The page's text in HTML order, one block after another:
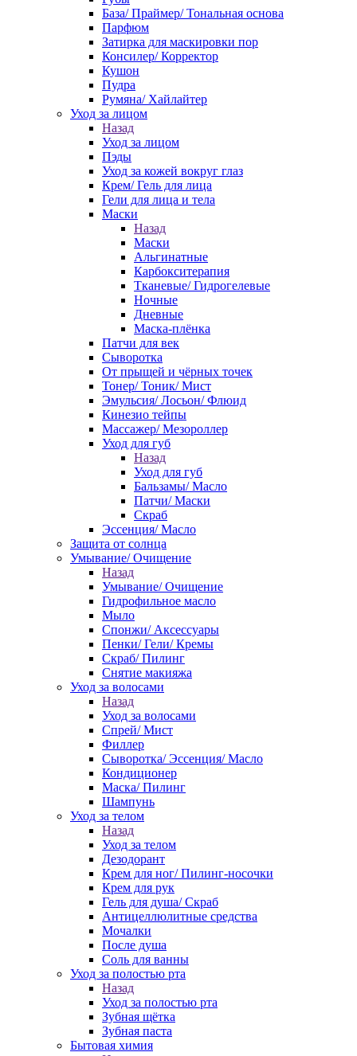
База/ Праймер/ Тональная основа
Парфюм
Затирка для маскировки пор
Консилер/ Корректор
Кушон
Пудра
Румяна/ Хайлайтер
Уход за лицом
Назад
Уход за лицом
Пэды
Уход за кожей вокруг глаз
Крем/ Гель для лица
Гели для лица и тела
Маски
Назад
Маски
Альгинатные
Карбокситерапия
Тканевые/ Гидрогелевые
Ночные
Дневные
Маска-плёнка
Патчи для век
Сыворотка
От прыщей и чёрных точек
Тонер/ Тоник/ Мист
Эмульсия/ Лосьон/ Флюид
Кинезио тейпы
Массажер/ Мезороллер
Уход для губ
Назад
Уход для губ
Бальзамы/ Масло
Патчи/ Маски
Скраб
Эссенция/ Масло
Защита от солнца
Умывание/ Очищение
Назад
Умывание/ Очищение
Гидрофильное масло
Мыло
Спонжи/ Аксессуары
Пенки/ Гели/ Кремы
Скраб/ Пилинг
Снятие макияжа
Уход за волосами
Назад
Уход за волосами
Спрей/ Мист
Филлер
Сыворотка/ Эссенция/ Масло
Кондиционер
Маска/ Пилинг
Шампунь
Уход за телом
Назад
Уход за телом
Дезодорант
Крем для ног/ Пилинг-носочки
Крем для рук
Гель для душа/ Скраб
Антицеллюлитные средства
Мочалки
После душа
Соль для ванны
Уход за полостью рта
Назад
Уход за полостью рта
Зубная щётка
Зубная паста
Бытовая химия